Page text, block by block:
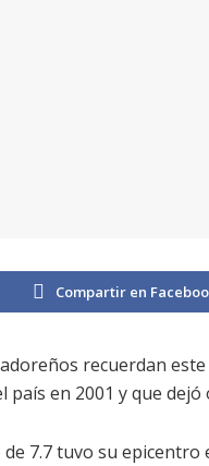
Compartir en
recuerdan
país en 2001 y que
de 7.7 tuvo su